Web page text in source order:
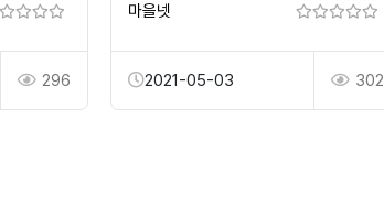
296
마을넷
2021-05-03 302